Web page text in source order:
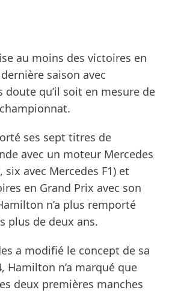
au moins des victoires en
saison avec
doute qu’il soit en mesure de
ses sept titres de
avec un moteur Mercedes
six avec Mercedes F1) et
en Grand Prix avec son
n’a plus remporté
plus de deux ans.
a modifié le concept de sa
Hamilton n’a marqué que
deux premières manches